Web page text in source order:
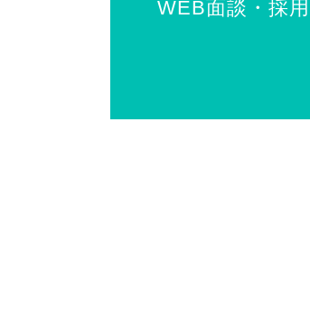
WEB面談・採